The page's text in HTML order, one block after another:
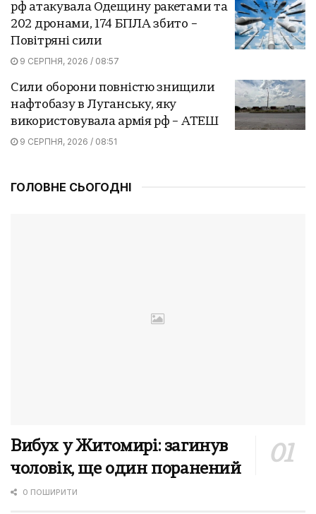
рф атакувала Одещину ракетами та
202 дронами, 174 БПЛА збито –
Повітряні сили
9 СЕРПНЯ, 2026 / 08:57
Сили оборони повністю знищили
нафтобазу в Луганську, яку
використовувала армія рф – АТЕШ
9 СЕРПНЯ, 2026 / 08:51
ГОЛОВНЕ СЬОГОДНІ
Вибух у Житомирі: загинув
чоловік, ще один поранений
0 ПОШИРИТИ